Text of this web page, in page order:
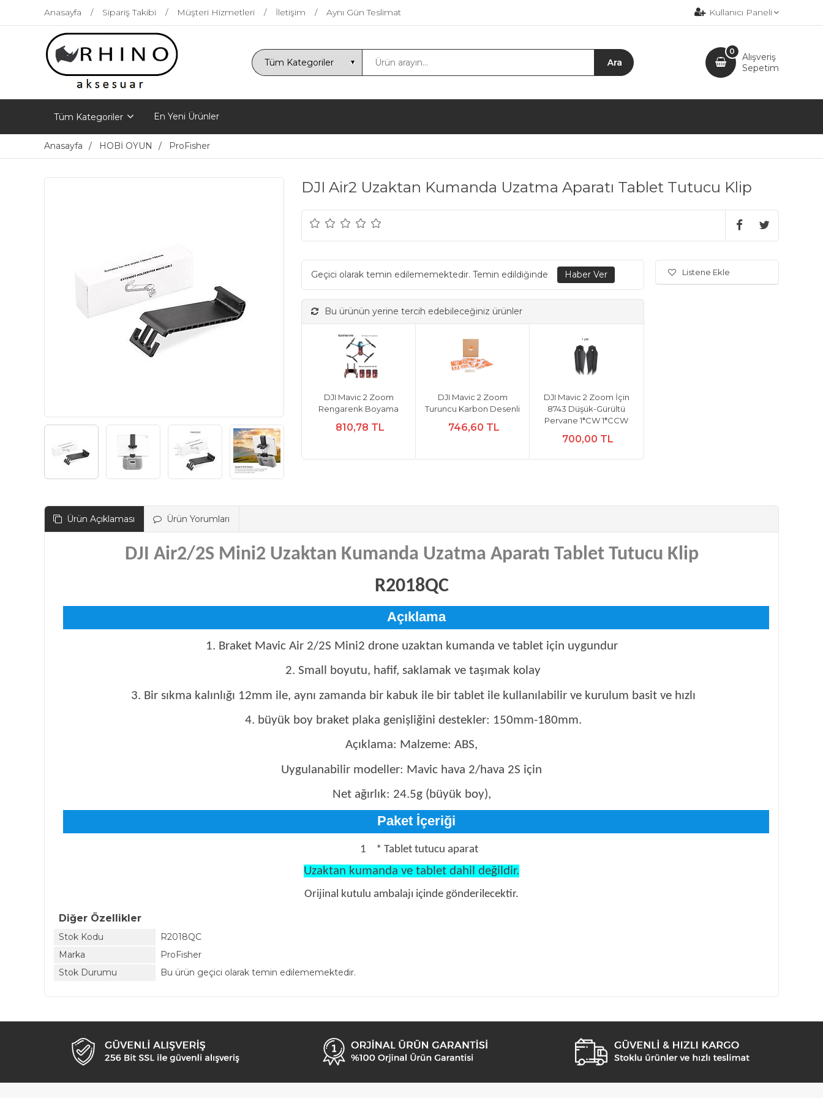
Anasayfa Sipariş Takibi Müşteri Hizmetleri İletişim Aynı Gün Teslimat Kullanıcı Paneli
Alışveriş
Sepetim
0
Tüm Kategoriler En Yeni Ürünler
Anasayfa HOBİ OYUN ProFisher
DJI Air2 Uzaktan Kumanda Uzatma Aparatı Tablet Tutucu Klip
Geçici olarak temin edilememektedir. Temin edildiğinde
Bu ürünün yerine tercih edebileceğiniz ürünler
DJI Mavic 2 Zoom
Rengarenk Boyama
810,78 TL
DJI Mavic 2 Zoom
Turuncu Karbon Desenli
746,60 TL
DJI Mavic 2 Zoom İçin
8743 Düşük-Gürültü
Pervane 1*CW 1*CCW
700,00 TL
Listene Ekle
Ürün Açıklaması Ürün Yorumları
DJI Air2/2S Mini2 Uzaktan Kumanda Uzatma Aparatı Tablet Tutucu Klip
R2018QC
Açıklama
1. Braket Mavic Air 2/2S Mini2 drone uzaktan kumanda ve tablet için uygundur
2. Small boyutu, hafif, saklamak ve taşımak kolay
3. Bir sıkma kalınlığı 12mm ile, aynı zamanda bir kabuk ile bir tablet ile kullanılabilir ve kurulum basit ve hızlı
4. büyük boy braket plaka genişliğini destekler: 150mm-180mm.
Açıklama: Malzeme: ABS,
Uygulanabilir modeller: Mavic hava 2/hava 2S için
Net ağırlık: 24.5g (büyük boy),
Paket İçeriği
1 * Tablet tutucu aparat
Uzaktan kumanda ve tablet dahil değildir.
Orijinal kutulu ambalajı içinde gönderilecektir.
Diğer Özellikler
Stok Kodu
R2018QC
Marka
ProFisher
Stok Durumu
Bu ürün geçici olarak temin edilememektedir.